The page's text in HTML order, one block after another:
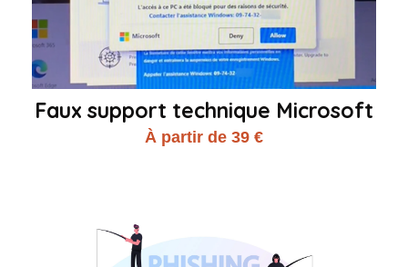
Faux support technique Microsoft
À partir de 39 €